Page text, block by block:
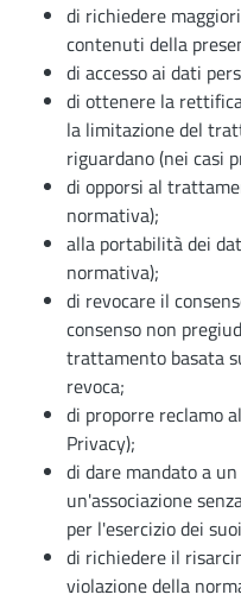
di richiedere
contenuti della
di accesso ai dati
di ottenere la
la limitazione del
riguardano (nei casi
di opporsi al
normativa);
alla portabilità dei
normativa);
di revocare il
consenso non
trattamento basata
revoca;
di proporre reclamo
Privacy);
di dare mandato a
un'associazione
per l'esercizio dei
di richiedere il
violazione della